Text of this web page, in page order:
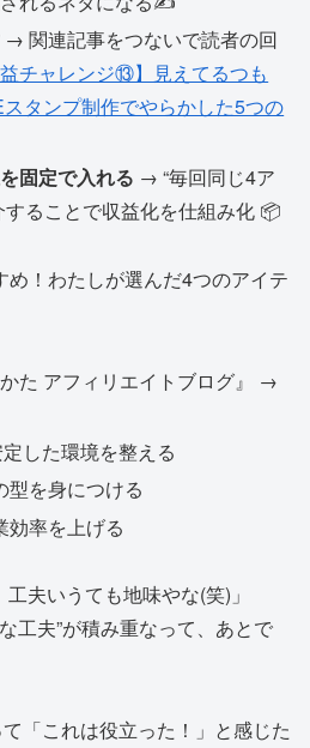
→ 関連記事をつないで読者の回
益チャレンジ⑬】見えてるつも
タンプ制作でやらかした5つの
固定で入れる → “毎回同じ4ア
することで収益化を仕組み化 📦
！わたしが選んだ4つのアイテ
かた アフィリエイトブログ』 →
した環境を整える
を身につける
率を上げる
夫いうても地味やな(笑)」
工夫”が積み重なって、あとで
「これは役立った！」と感じた